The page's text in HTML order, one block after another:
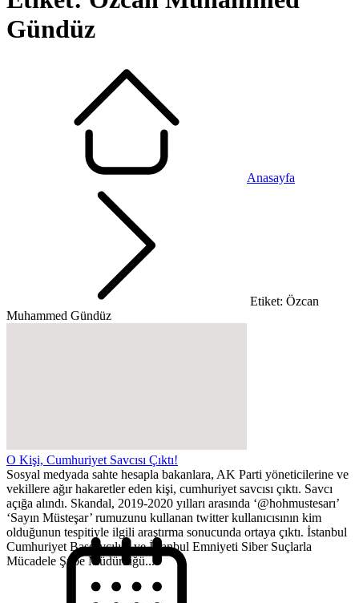
Gündüz
Anasayfa
Etiket: Özcan
Muhammed Gündüz
O Kişi, Cumhuriyet Savcısı Çıktı!
Sosyal medyada sahte hesapla bakanlara, AK Parti yöneticilerine ve
vekillere ağır hakaretler eden kişi, cumhuriyet savcısı çıktı. Savcı
açığa alındı. Skandal, 2019-2020 yılları arasında ‘@hohmustesarı’
‘Sayın Müsteşar’ rumuzunu kullanan twitter kullanıcısının kim
olduğunun tespitiyle ilgili araştırma sonucunda ortaya çıktı. İstanbul
Cumhuriyet Başsavcılığı ve İstanbul Emniyeti Siber Suçlarla
Mücadele Şube Müdürlüğü...